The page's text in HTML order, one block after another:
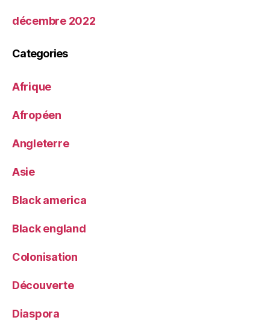
décembre 2022
Categories
Afrique
Afropéen
Angleterre
Asie
Black america
Black england
Colonisation
Découverte
Diaspora